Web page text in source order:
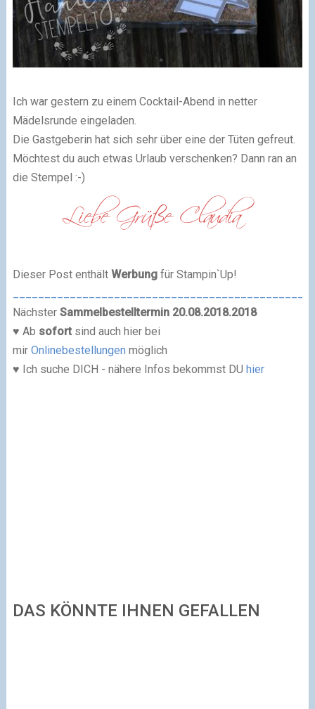
Ich war gestern zu einem Cocktail-Abend in netter
Mädelsrunde eingeladen.
Die Gastgeberin hat sich sehr über eine der Tüten gefreut.
Möchtest du auch etwas Urlaub verschenken? Dann ran an
die Stempel :-)
Dieser Post enthält Werbungfür Stampin`Up!
Nächster Sammelbestelltermin 20.08.2018.2018
♥ Ab sofort sind auch hier bei
mir Onlinebestellungen möglich
♥ Ich suche DICH - nähere Infos bekommst DU hier
DAS KÖNNTE IHNEN GEFALLEN